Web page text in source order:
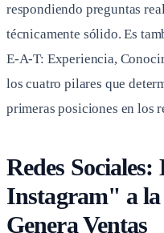
respondiendo preguntas
técnicamente sólido. Es
E-A-T: Experiencia,
los cuatro pilares que
primeras posiciones en los
Redes
Instagram" a
Genera Ventas